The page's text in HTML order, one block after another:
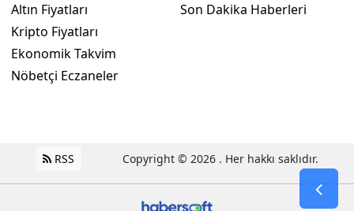
Altın Fiyatları
Kripto Fiyatları
Ekonomik Takvim
Nöbetçi Eczaneler
Son Dakika Haberleri
RSS Copyright © 2026 . Her hakkı saklıdır.